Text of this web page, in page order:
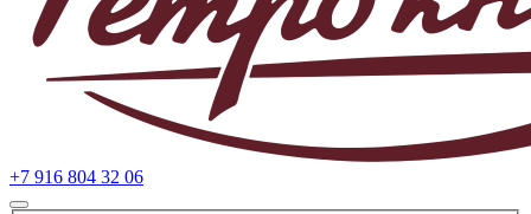
+7 916 804 32 06